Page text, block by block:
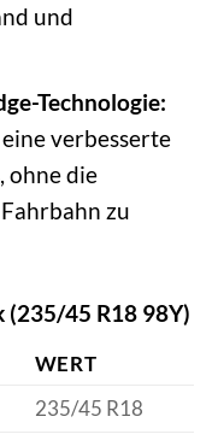
und
Technologie:
verbesserte
ohne die
zu
(235/45 R18 98Y)
WERT
235/45 R18